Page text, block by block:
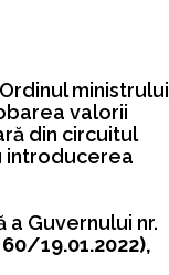
ministrului
valorii
din circuitul
introducerea
Guvernului nr.
60/19.01.2022),